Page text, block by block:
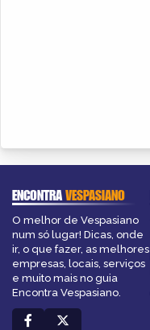
ENCONTRAVESPASIANO
O melhor de Vespasiano
num só lugar! Dicas, onde
ir, o que fazer, as melhores
empresas, locais, serviços
e muito mais no guia
Encontra Vespasiano.